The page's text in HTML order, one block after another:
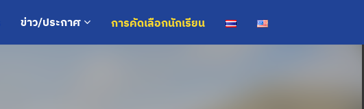
ข่าว/ประกาศ การคัดเลือกนักเรียน